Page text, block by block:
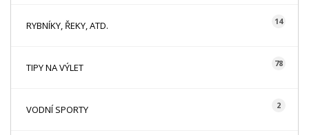
RYBNÍKY, ŘEKY, ATD. 14
TIPY NA VÝLET 78
VODNÍ SPORTY 2